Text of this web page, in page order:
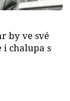
by ve své
i chalupa s